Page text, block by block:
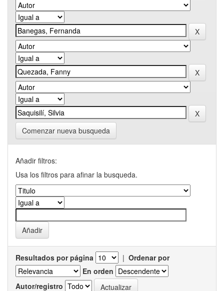
Comenzar nueva busqueda
Añadir filtros:
Usa los filtros para afinar la busqueda.
Resultados por página | Ordenar por
En orden
Autor/registro